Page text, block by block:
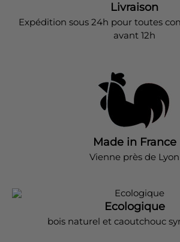
Livraison
Expédition sous 24h pour toutes
avant 12h
Made in France
Vienne près de Lyon
Ecologique
bois naturel et caoutchouc